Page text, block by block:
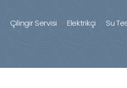
Çilingir Servisi Elektrikçi Su